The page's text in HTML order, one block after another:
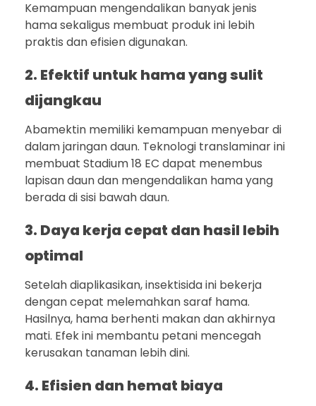
Kemampuan mengendalikan banyak jenis
hama sekaligus membuat produk ini lebih
praktis dan efisien digunakan.
2. Efektif untuk hama yang sulit
dijangkau
Abamektin memiliki kemampuan menyebar di
dalam jaringan daun. Teknologi translaminar ini
membuat Stadium 18 EC dapat menembus
lapisan daun dan mengendalikan hama yang
berada di sisi bawah daun.
3. Daya kerja cepat dan hasil lebih
optimal
Setelah diaplikasikan, insektisida ini bekerja
dengan cepat melemahkan saraf hama.
Hasilnya, hama berhenti makan dan akhirnya
mati. Efek ini membantu petani mencegah
kerusakan tanaman lebih dini.
4. Efisien dan hemat biaya